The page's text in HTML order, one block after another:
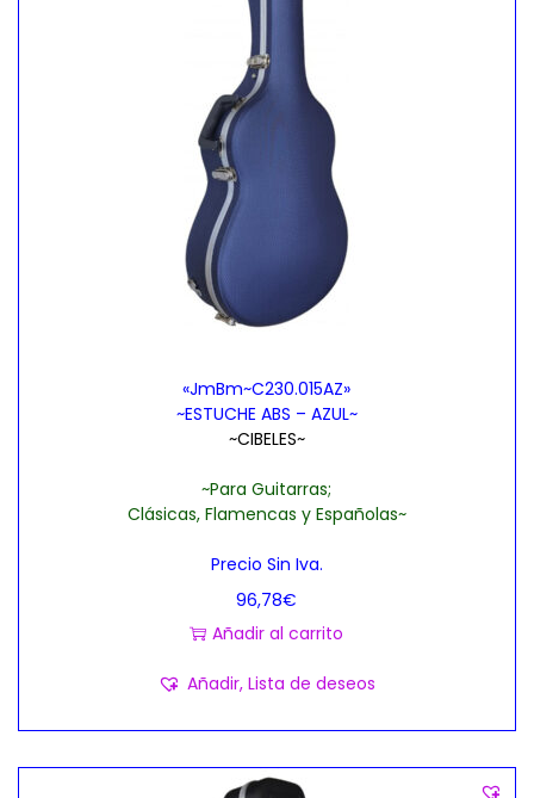
«JmBm~C230.015AZ»
~ESTUCHE ABS – AZUL~
~CIBELES~
~Para Guitarras;
Clásicas, Flamencas y Españolas~
Precio Sin Iva.
96,78€
Añadir al carrito
Añadir, Lista de deseos